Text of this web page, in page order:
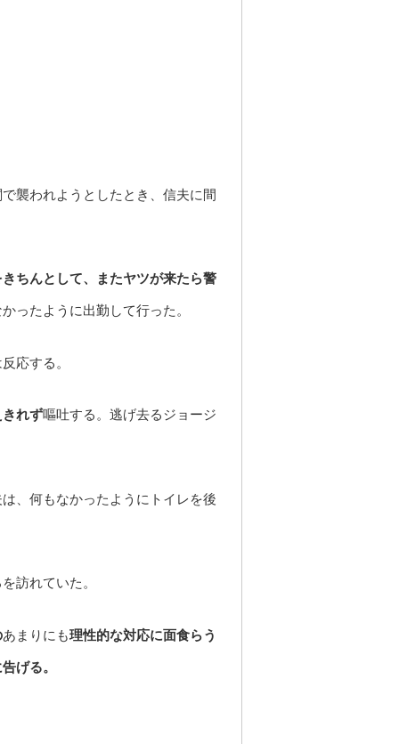
襲われようとしたとき、信夫に間
きちんとして、またヤツが来たら警
ったように出勤して行った。
応する。
れず嘔吐する。逃げ去るジョージ
、何もなかったようにトイレを後
訪れていた。
あまりにも理性的な対応に面食らう
げる。